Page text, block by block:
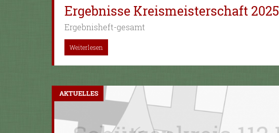
Ergebnisse Kreismeisterschaft 2025
Ergebnisheft-gesamt
Weiterlesen
AKTUELLES